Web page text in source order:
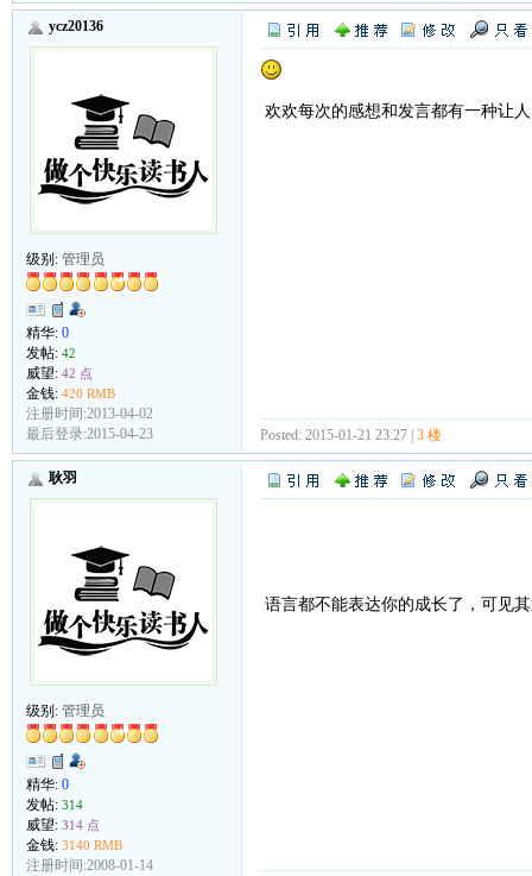
ycz20136
级别: 管理员
精华: 0
发帖: 42
威望: 42 点
金钱: 420 RMB
注册时间:2013-04-02
最后登录:2015-04-23
欢欢每次的感想和发言都有一种让
Posted: 2015-01-21 23:27 | 3 楼
耿羽
级别: 管理员
精华: 0
发帖: 314
威望: 314 点
金钱: 3140 RMB
注册时间:2008-01-14
语言都不能表达你的成长了，可见